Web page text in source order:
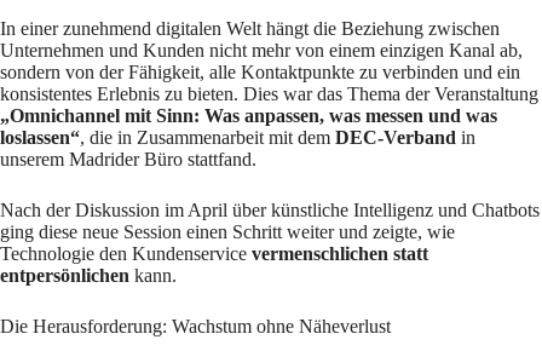
In einer zunehmend digitalen Welt hängt die Beziehung zwischen
Unternehmen und Kunden nicht mehr von einem einzigen Kanal ab,
sondern von der Fähigkeit, alle Kontaktpunkte zu verbinden und ein
konsistentes Erlebnis zu bieten. Dies war das Thema der Veranstaltung
„Omnichannel mit Sinn: Was anpassen, was messen und was
loslassen“, die in Zusammenarbeit mit dem DEC-Verband in
unserem Madrider Büro stattfand.
Nach der Diskussion im April über künstliche Intelligenz und Chatbots
ging diese neue Session einen Schritt weiter und zeigte, wie
Technologie den Kundenservice vermenschlichen statt
entpersönlichen kann.
Die Herausforderung: Wachstum ohne Näheverlust